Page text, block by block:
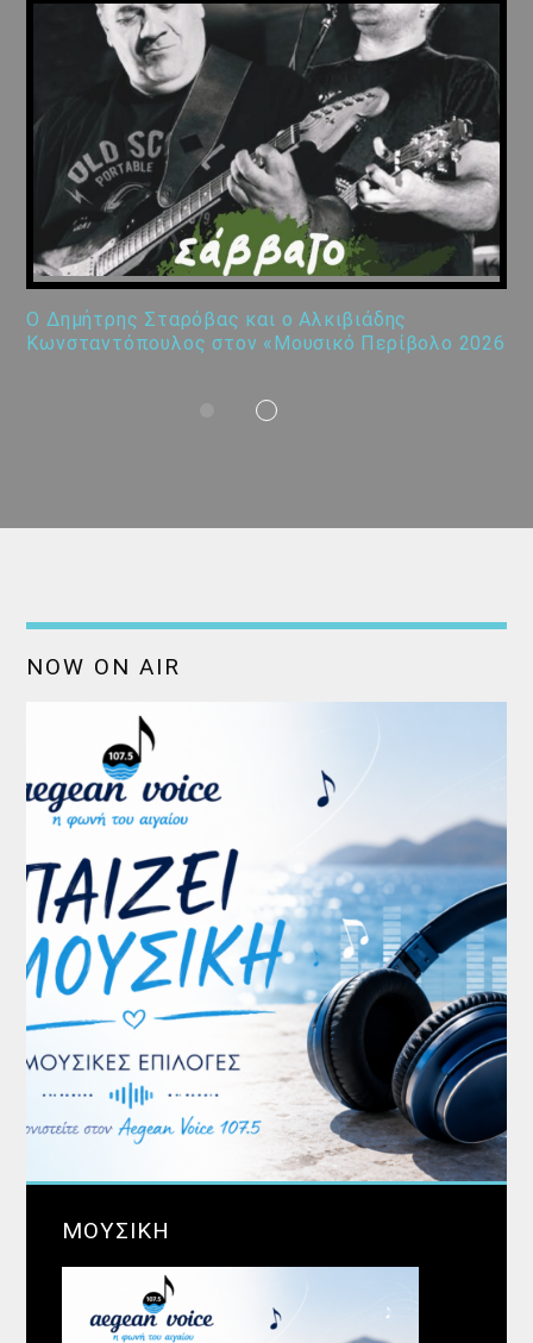
Ο Δημήτρης Σταρόβας και ο Αλκιβιάδης
Κωνσταντόπουλος στον «Μουσικό Περίβολο 2026
NOW ON AIR
ΜΟΥΣΙΚΗ